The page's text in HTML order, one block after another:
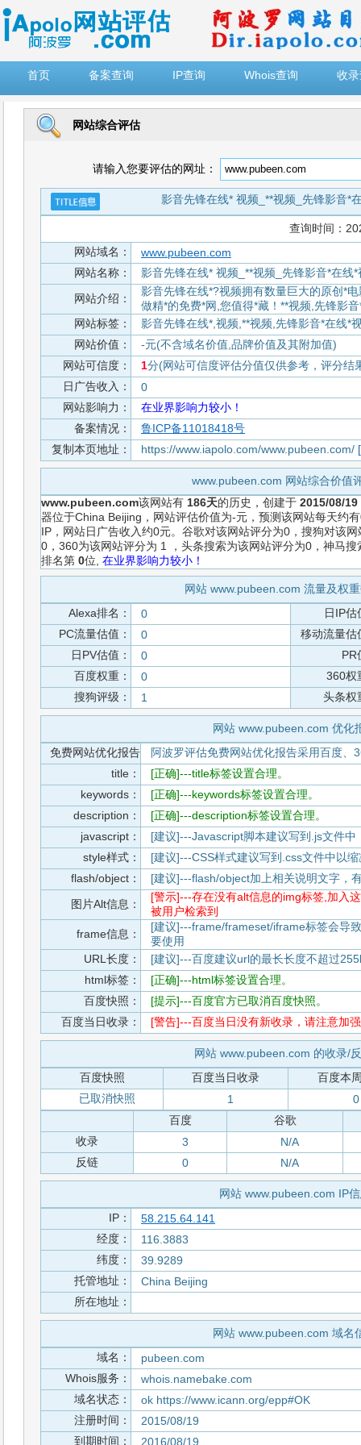
首页
备案查询 IP查询 Whois查询 收
网站综合评估
请输入您要评估的网址：
影音先锋在线* 视频_**视频_先锋影音*
查询时间：
网站域名：
www.pubeen.com
网站名称：
影音先锋在线* 视频_**视频_先锋影音*在线
网站介绍：
影音先锋在线*?视频拥有数量巨大的原创*
做精*的免费*网,您值得*藏！**视频,先锋影
网站标签：
影音先锋在线*,视频,**视频,先锋影音*在线*
网站价值：
-元(不含域名价值,品牌价值及其附加值)
网站可信度：
1分(网站可信度评估分值仅供参考，评分结
日广告收入：
0
网站影响力：
在业界影响力较小！
备案情况：
鲁ICP备11018418号
复制本页地址：
https://www.iapolo.com/www.pubeen.com/
www.pubeen.com 网站综合价值
www.pubeen.com该网站有 186天的历史，创建于 2015/08/19
器位于China Beijing，网站评估价值为-元，预测该网站每天约
IP，网站日广告收入约0元。谷歌对该网站评分为0，搜狗对该
0，360为该网站评分为 1 ，头条搜索为该网站评分为0，神马
排名第 0位, 在业界影响力较小！
网站 www.pubeen.com 流量及权
Alexa排名：
0
日IP估
PC流量估值：
0
移动流量估
日PV估值：
0
PR
百度权重：
0
360权
搜狗评级：
1 头条权
网站 www.pubeen.com 优化
免费网站优化报告
阿波罗评估免费网站优化报告采用百度、
title：
[正确]---title标签设置合理。
keywords：
[正确]---keywords标签设置合理。
description：
[正确]---description标签设置合理。
javascript：
[建议]---Javascript脚本建议写到.js文件中
style样式：
[建议]---CSS样式建议写到.css文件中以
flash/object：
[建议]---flash/object加上相关说明文字，
图片Alt信息：
[警示]---存在没有alt信息的img标签,加入
被用户检索到
frame信息：
[建议]---frame/frameset/iframe标签会导
要使用
URL长度：
[建议]---百度建议url的最长长度不超过
html标签：
[正确]---html标签设置合理。
百度快照：
[提示]---百度官方已取消百度快照。
百度当日收录：
[警告]---百度当日没有新收录，请注意加
网站 www.pubeen.com 的收录/
百度快照
百度当日收录
百度本
已取消快照
1
0
百度
谷歌
收录
3
N/A
反链
0 N/A
网站 www.pubeen.com IP
IP：
58.215.64.141
经度：
116.3883
纬度：
39.9289
托管地址：
China Beijing
所在地址：
网站 www.pubeen.com 域名
域名：
pubeen.com
Whois服务：
whois.namebake.com
域名状态：
ok https://www.icann.org/epp#OK
注册时间：
2015/08/19
到期时间：
2016/08/19